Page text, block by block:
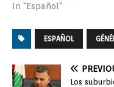
In "Español"
ESPAÑOL
Los